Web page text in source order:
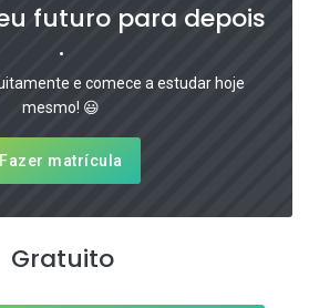
futuro para depois
.
e comece a estudar hoje
mesmo! 😃
Fazer matrícula
Gratuito